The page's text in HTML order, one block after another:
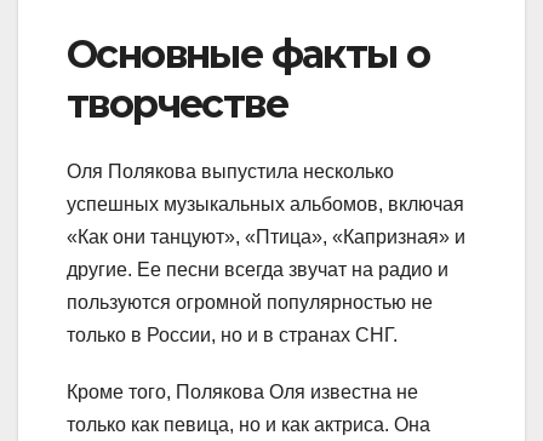
Основные факты о
творчестве
Оля Полякова выпустила несколько
успешных музыкальных альбомов, включая
«Как они танцуют», «Птица», «Капризная» и
другие. Ее песни всегда звучат на радио и
пользуются огромной популярностью не
только в России, но и в странах СНГ.
Кроме того, Полякова Оля известна не
только как певица, но и как актриса. Она